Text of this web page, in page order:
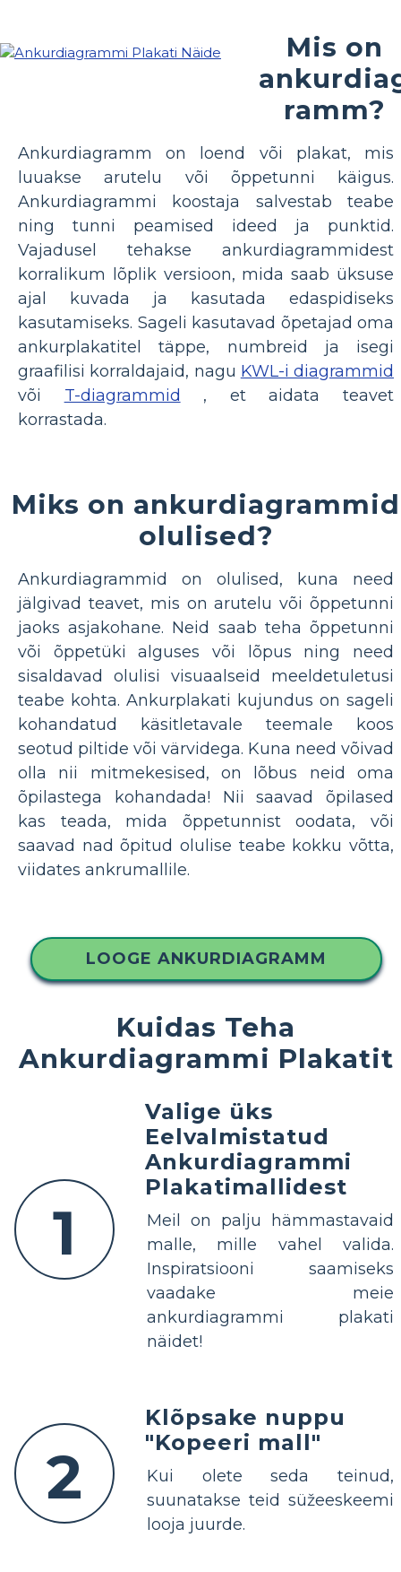
Mis on
ramm?
Ankurdiagramm on loend või plakat, mis
luuakse arutelu või õppetunni käigus.
Ankurdiagrammi koostaja salvestab teabe
ning tunni peamised ideed ja punktid.
Vajadusel tehakse ankurdiagrammidest
korralikum lõplik versioon, mida saab üksuse
ajal kuvada ja kasutada edaspidiseks
kasutamiseks. Sageli kasutavad õpetajad oma
ankurplakatitel täppe, numbreid ja isegi
graafilisi korraldajaid, nagu KWL-i diagrammid
või T-diagrammid
, et aidata teavet
korrastada.
Miks on ankurdiagrammid
olulised?
Ankurdiagrammid on olulised, kuna need
jälgivad teavet, mis on arutelu või õppetunni
jaoks asjakohane. Neid saab teha õppetunni
või õppetüki alguses või lõpus ning need
sisaldavad olulisi visuaalseid meeldetuletusi
teabe kohta. Ankurplakati kujundus on sageli
kohandatud käsitletavale teemale koos
seotud piltide või värvidega. Kuna need võivad
olla nii mitmekesised, on lõbus neid oma
õpilastega kohandada! Nii saavad õpilased
kas teada, mida õppetunnist oodata, või
saavad nad õpitud olulise teabe kokku võtta,
viidates ankrumallile.
LOOGE ANKURDIAGRAMM
Kuidas Teha
Ankurdiagrammi Plakatit
1
Valige üks
Eelvalmistatud
Ankurdiagrammi
Plakatimallidest
Meil on palju hämmastavaid
malle, mille vahel valida.
Inspiratsiooni saamiseks
vaadake meie
ankurdiagrammi plakati
näidet!
2
Klõpsake nuppu
"Kopeeri mall"
Kui olete seda teinud,
suunatakse teid süžeeskeemi
looja juurde.